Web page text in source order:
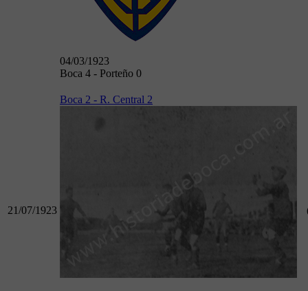
04/03/1923
Boca 4 - Porteño 0
21/07/1923
Boca 2 - R. Central 2